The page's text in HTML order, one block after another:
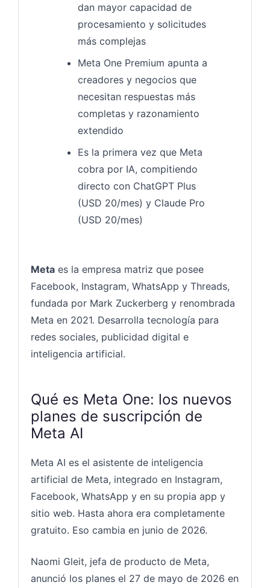
dan mayor capacidad de
procesamiento y solicitudes
más complejas
Meta One Premium apunta a
creadores y negocios que
necesitan respuestas más
completas y razonamiento
extendido
Es la primera vez que Meta
cobra por IA, compitiendo
directo con ChatGPT Plus
(USD 20/mes) y Claude Pro
(USD 20/mes)
Meta es la empresa matriz que posee
Facebook, Instagram, WhatsApp y Threads,
fundada por Mark Zuckerberg y renombrada
Meta en 2021. Desarrolla tecnología para
redes sociales, publicidad digital e
inteligencia artificial.
Qué es Meta One: los nuevos
planes de suscripción de
Meta AI
Meta AI es el asistente de inteligencia
artificial de Meta, integrado en Instagram,
Facebook, WhatsApp y en su propia app y
sitio web. Hasta ahora era completamente
gratuito. Eso cambia en junio de 2026.
Naomi Gleit, jefa de producto de Meta,
anunció los planes el 27 de mayo de 2026 en